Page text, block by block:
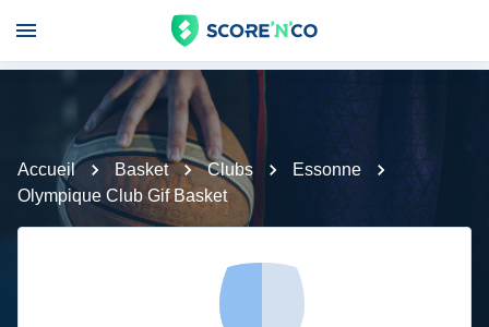
Accueil Basket Clubs
Essonne
Olympique Club Gif Basket